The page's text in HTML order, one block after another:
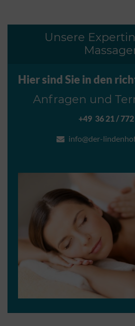
Unsere
Hier sind Sie in den
Anfragen und
+49 36 21 / 772
info@der-